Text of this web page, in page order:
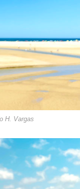
H. Vargas